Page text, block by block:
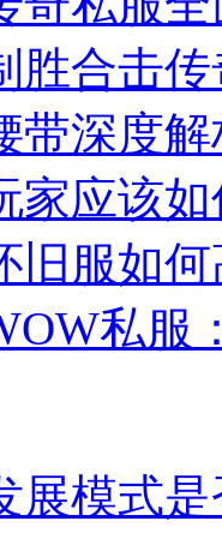
胜合击
带深度
家应该
旧服如
私服
展模式